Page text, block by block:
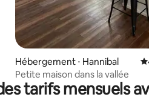
4,95 sur 5
Hébergement ⋅ Hannibal
Petite maison dans la vallée
tarifs mensuels